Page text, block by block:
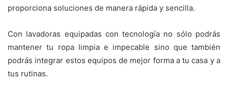
proporciona soluciones de manera rápida y sencilla.
Con lavadoras equipadas con tecnología no sólo podrás
mantener tu ropa limpia e impecable sino que también
podrás integrar estos equipos de mejor forma a tu casa y a
tus rutinas.